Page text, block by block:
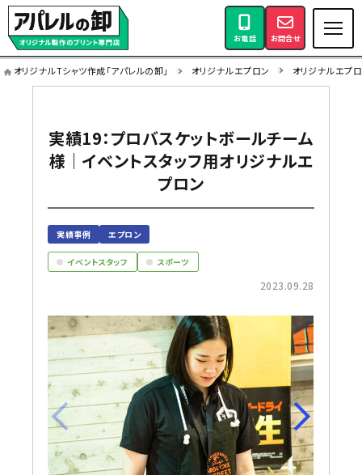
お電話 お問合せ
オリジナルTシャツ作成「アパレルの卸」 オリジナルエプロン オリジナルエプ
実績19：プロバスケットボールチーム
様｜イベントスタッフ用オリジナルエ
プロン
実績事例 エプロン
イベントスタッフ スポーツ
2023.09.28